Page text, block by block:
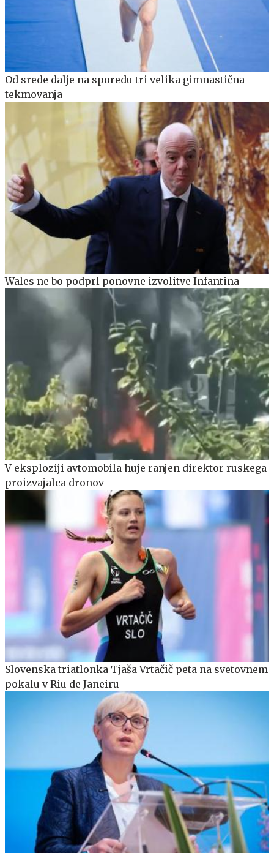
Od srede dalje na sporedu tri velika gimnastična
tekmovanja
Wales ne bo podprl ponovne izvolitve Infantina
V eksploziji avtomobila huje ranjen direktor ruskega
proizvajalca dronov
Slovenska triatlonka Tjaša Vrtačič peta na svetovnem
pokalu v Riu de Janeiru